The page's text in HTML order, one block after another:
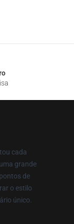
cada
grande
de
o estilo
único.